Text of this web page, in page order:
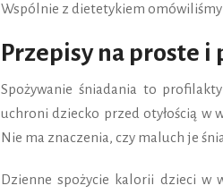
Wspólnie z dietetykiem
Przepisy na proste i
Spożywanie śniadania to
uchroni dziecko przed otyłością w
Nie ma znaczenia, czy maluch je
Dzienne spożycie kalorii dzieci w